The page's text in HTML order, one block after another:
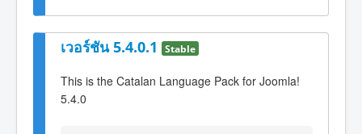
เวอร์ชัน 5.4.0.1 Stable
This is the Catalan Language Pack for Joomla!
5.4.0